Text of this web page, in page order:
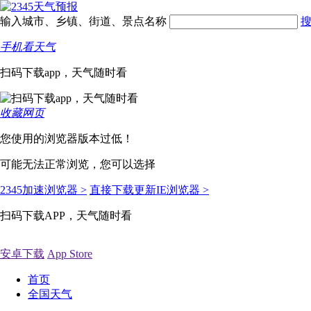
输入城市、乡镇、街道、景点名称
手机看天气
扫码下载app，天气随时看
收藏网页
您使用的浏览器版本过低！
可能无法正常浏览，您可以选择
2345加速浏览器 > 直接下载更新IE浏览器 >
扫码下载APP，天气随时看
安卓下载 App Store
首页
全国天气